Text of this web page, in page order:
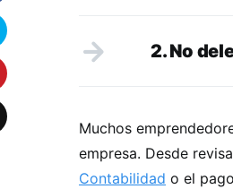
2. No
Muchos
empresa. Desde
Contabilidad o el